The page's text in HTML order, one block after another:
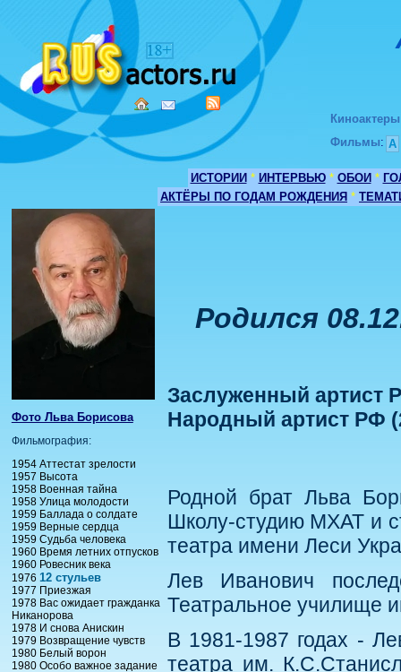
Киноактеры
Фильмы: А
ИСТОРИИ * ИНТЕРВЬЮ * ОБОИ *
АКТЁРЫ ПО ГОДАМ РОЖДЕНИЯ *
Фото Льва Борисова
Фильмография:
1954 Аттестат зрелости
1957 Высота
1958 Военная тайна
1958 Улица молодости
1959 Баллада о солдате
1959 Верные сердца
1959 Судьба человека
1960 Время летних отпусков
1960 Ровесник века
1976 12 стульев
1977 Приезжая
1978 Вас ожидает гражданка
Никанорова
1978 И снова Анискин
1979 Возвращение чувств
1980 Белый ворон
1980 Особо важное задание
Родился
Заслуженный артист
Народный артист РФ
Родной брат Льва
Школу-студию МХАТ и
театра имени Леси
Лев Иванович
Театральное училище
В 1981-1987 годах -
театра им.